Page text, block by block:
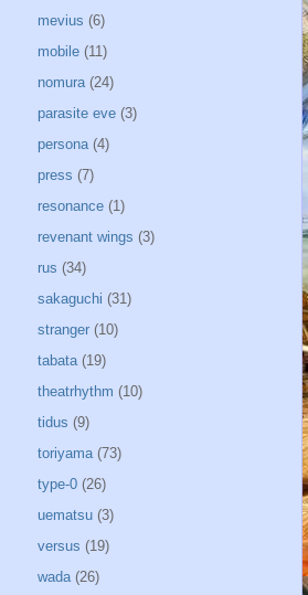
mevius (6)
mobile (11)
nomura (24)
parasite eve (3)
persona (4)
press (7)
resonance (1)
revenant wings (3)
rus (34)
sakaguchi (31)
stranger (10)
tabata (19)
theatrhythm (10)
tidus (9)
toriyama (73)
type-0 (26)
uematsu (3)
versus (19)
wada (26)